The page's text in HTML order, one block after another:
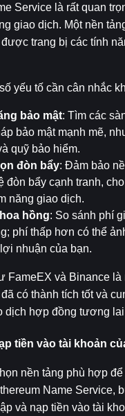
Service là rất quan
giao dịch. Một nền
trang bị các tính
yếu tố cần cân nhắc
bảo mật: Tìm các
bảo mật mạnh mẽ,
quỹ bảo hiểm.
đòn bẩy: Đảm bảo
đòn bẩy cạnh tranh,
năng giao dịch.
hồng: So sánh phí
phí thấp hơn có thể
nhuận của bạn.
FameEX và Binance
có thành tích tốt và
dịch hợp đồng tương
tiền vào tài khoản
nền tảng phù hợp
Name Service,
và nạp tiền vào tài